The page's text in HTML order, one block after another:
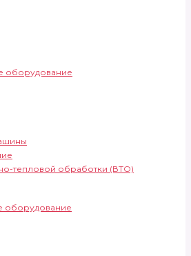
оборудование
тепловой обработки (ВТО)